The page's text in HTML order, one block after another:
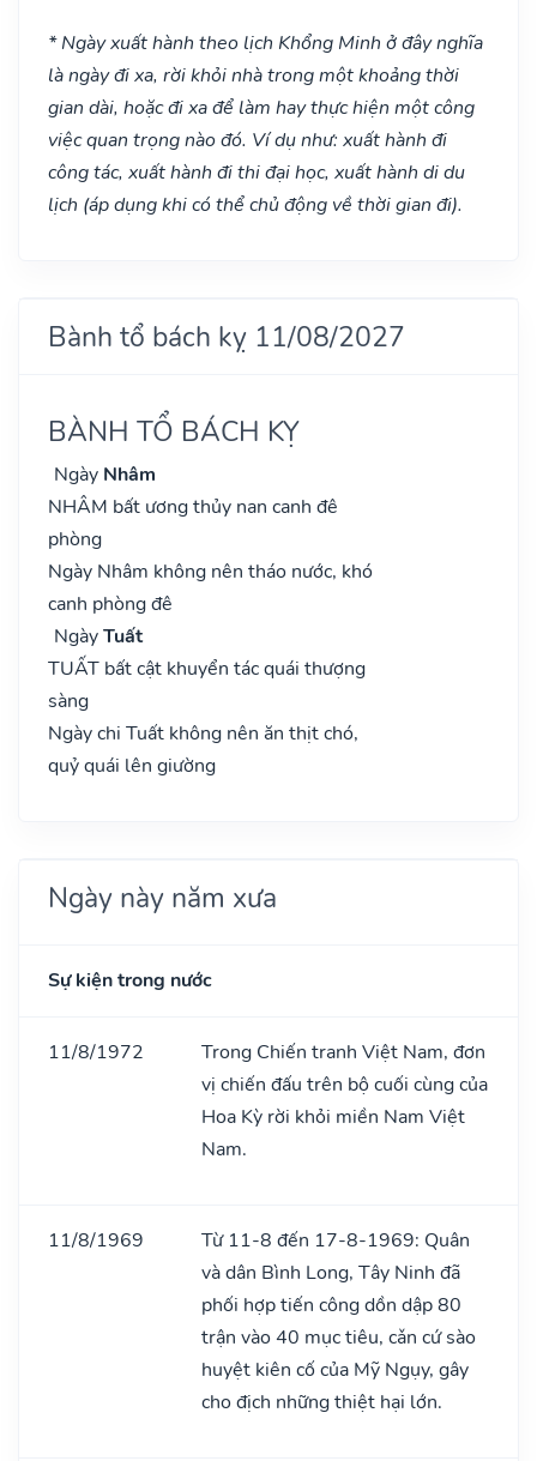
* Ngày xuất hành theo lịch Khổng Minh ở đây nghĩa
là ngày đi xa, rời khỏi nhà trong một khoảng thời
gian dài, hoặc đi xa để làm hay thực hiện một công
việc quan trọng nào đó. Ví dụ như: xuất hành đi
công tác, xuất hành đi thi đại học, xuất hành di du
lịch (áp dụng khi có thể chủ động về thời gian đi).
Bành tổ bách kỵ 11/08/2027
BÀNH TỔ BÁCH KỴ
Ngày Nhâm
NHÂM bất ương thủy nan canh đê
phòng
Ngày Nhâm không nên tháo nước, khó
canh phòng đê
NgàyTuất
TUẤT bất cật khuyển tác quái thượng
sàng
Ngày chi Tuất không nên ăn thịt chó,
quỷ quái lên giường
Ngày này năm xưa
Sự kiện trong nước
11/8/1972
Trong Chiến tranh Việt Nam, đơn
vị chiến đấu trên bộ cuối cùng của
Hoa Kỳ rời khỏi miền Nam Việt
Nam.
11/8/1969
Từ 11-8 đến 17-8-1969: Quân
và dân Bình Long, Tây Ninh đã
phối hợp tiến công dồn dập 80
trận vào 40 mục tiêu, cǎn cứ sào
huyệt kiên cố của Mỹ Ngụy, gây
cho địch những thiệt hại lớn.